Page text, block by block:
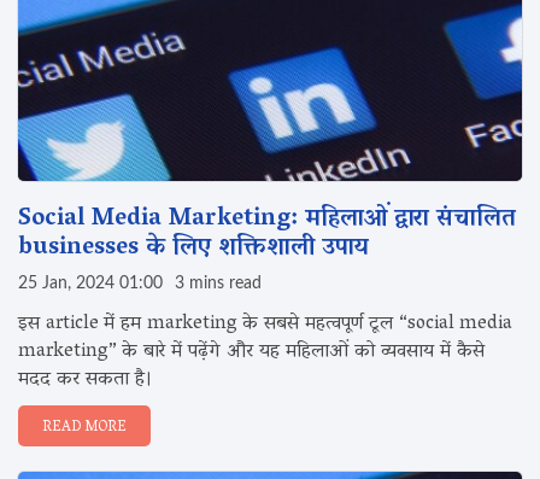
Social Media Marketing: महिलाओं द्वारा संचालित
businesses के लिए शक्तिशाली उपाय‌
25 Jan, 2024 01:00 3 mins read
इस article में हम marketing के सबसे महत्वपूर्ण टूल “social media
marketing” के बारे में पढ़ेंगे और यह महिलाओं को व्यवसाय में कैसे
मदद कर सकता है।
READ MORE